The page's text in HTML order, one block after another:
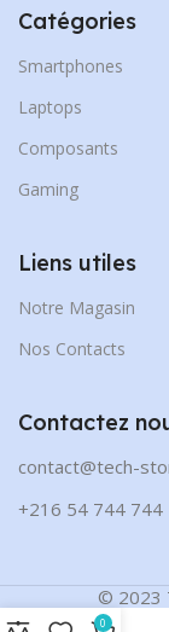
Catégories
Smartphones
Laptops
Composants
Gaming
Liens utiles
Notre Magasin
Nos Contacts
Contactez
contact@tech-
+216 54 744 744
© 2023
0